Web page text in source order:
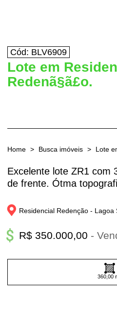
Cód: BLV6909
Lote em
Redenã§ã£o.
Home Busca imóveis Lote
Excelente lote ZR1 com
de frente. Ótma
Residencial Redenção - Lagoa
R$ 350.000,00 -
360,00